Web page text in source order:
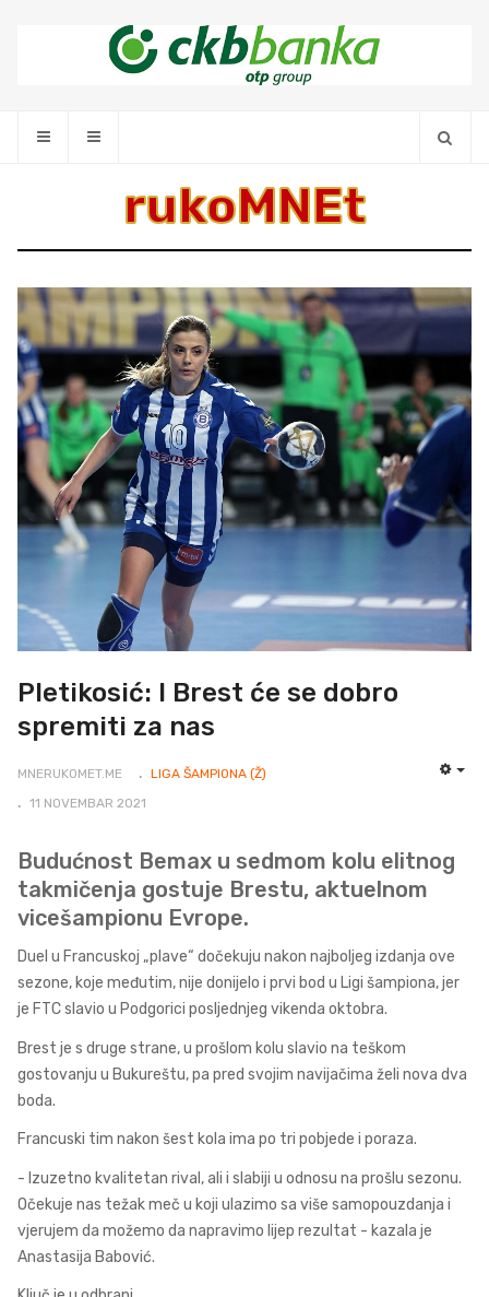
rukoMNEt
Pletikosić: I Brest će se dobro
spremiti za nas
MNERUKOMET.ME
LIGA ŠAMPIONA (Ž)
11 NOVEMBAR 2021
Budućnost Bemax u sedmom kolu elitnog
takmičenja gostuje Brestu, aktuelnom
vicešampionu Evrope.
Duel u Francuskoj „plave“ dočekuju nakon najboljeg izdanja ove
sezone, koje međutim, nije donijelo i prvi bod u Ligi šampiona, jer
je FTC slavio u Podgorici posljednjeg vikenda oktobra.
Brest je s druge strane, u prošlom kolu slavio na teškom
gostovanju u Bukureštu, pa pred svojim navijačima želi nova dva
boda.
Francuski tim nakon šest kola ima po tri pobjede i poraza.
- Izuzetno kvalitetan rival, ali i slabiji u odnosu na prošlu sezonu.
Očekuje nas težak meč u koji ulazimo sa više samopouzdanja i
vjerujem da možemo da napravimo lijep rezultat - kazala je
Anastasija Babović.